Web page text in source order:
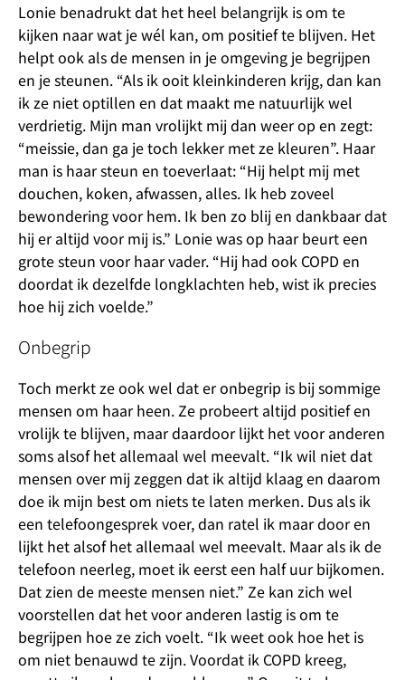
Lonie benadrukt dat het heel belangrijk is om te
kijken naar wat je wél kan, om positief te blijven. Het
helpt ook als de mensen in je omgeving je begrijpen
en je steunen. “Als ik ooit kleinkinderen krijg, dan kan
ik ze niet optillen en dat maakt me natuurlijk wel
verdrietig. Mijn man vrolijkt mij dan weer op en zegt:
“meissie, dan ga je toch lekker met ze kleuren”. Haar
man is haar steun en toeverlaat: “Hij helpt mij met
douchen, koken, afwassen, alles. Ik heb zoveel
bewondering voor hem. Ik ben zo blij en dankbaar dat
hij er altijd voor mij is.” Lonie was op haar beurt een
grote steun voor haar vader. “Hij had ook COPD en
doordat ik dezelfde longklachten heb, wist ik precies
hoe hij zich voelde.”
Onbegrip
Toch merkt ze ook wel dat er onbegrip is bij sommige
mensen om haar heen. Ze probeert altijd positief en
vrolijk te blijven, maar daardoor lijkt het voor anderen
soms alsof het allemaal wel meevalt. “Ik wil niet dat
mensen over mij zeggen dat ik altijd klaag en daarom
doe ik mijn best om niets te laten merken. Dus als ik
een telefoongesprek voer, dan ratel ik maar door en
lijkt het alsof het allemaal wel meevalt. Maar als ik de
telefoon neerleg, moet ik eerst een half uur bijkomen.
Dat zien de meeste mensen niet.” Ze kan zich wel
voorstellen dat het voor anderen lastig is om te
begrijpen hoe ze zich voelt. “Ik weet ook hoe het is
om niet benauwd te zijn. Voordat ik COPD kreeg,